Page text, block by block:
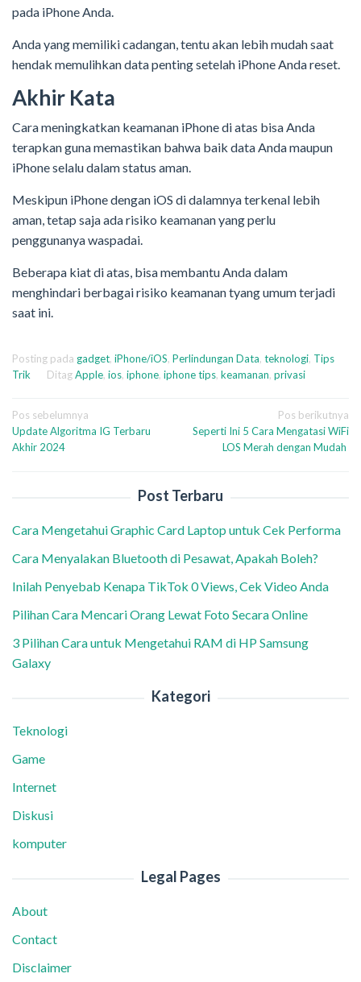
pada iPhone Anda.
Anda yang memiliki cadangan, tentu akan lebih mudah saat
hendak memulihkan data penting setelah iPhone Anda reset.
Akhir Kata
Cara meningkatkan keamanan iPhone di atas bisa Anda
terapkan guna memastikan bahwa baik data Anda maupun
iPhone selalu dalam status aman.
Meskipun iPhone dengan iOS di dalamnya terkenal lebih
aman, tetap saja ada risiko keamanan yang perlu
penggunanya waspadai.
Beberapa kiat di atas, bisa membantu Anda dalam
menghindari berbagai risiko keamanan tyang umum terjadi
saat ini.
Posting pada gadget, iPhone/iOS, Perlindungan Data, teknologi, Tips
Trik
DitagApple, ios, iphone, iphone tips, keamanan, privasi
Navigasi
pos
Pos sebelumnya
Update Algoritma IG Terbaru
Akhir 2024
Pos berikutnya
Seperti Ini 5 Cara Mengatasi WiFi
LOS Merah dengan Mudah
Post Terbaru
Cara Mengetahui Graphic Card Laptop untuk Cek Performa
Cara Menyalakan Bluetooth di Pesawat, Apakah Boleh?
Inilah Penyebab Kenapa TikTok 0 Views, Cek Video Anda
Pilihan Cara Mencari Orang Lewat Foto Secara Online
3 Pilihan Cara untuk Mengetahui RAM di HP Samsung
Galaxy
Kategori
Teknologi
Game
Internet
Diskusi
komputer
Legal Pages
About
Contact
Disclaimer